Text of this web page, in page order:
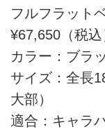
フルフラット
¥67,650（税込
カラー：ブラ
サイズ：全長
大部）
適合：キャラ